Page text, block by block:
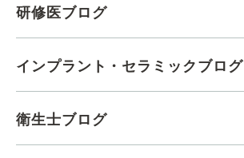
研修医ブログ
インプラント・セラミックブログ
衛生士ブログ